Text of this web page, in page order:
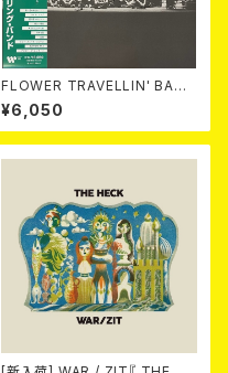
FLOWER TRAVELLIN' BAND
¥6,050